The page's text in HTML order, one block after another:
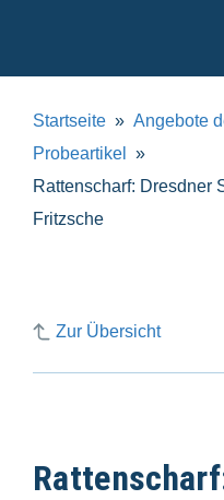
e.V.
Startseite Angebote
Probeartikel
Rattenscharf: Dresdner
Fritzsche
Zur Übersicht